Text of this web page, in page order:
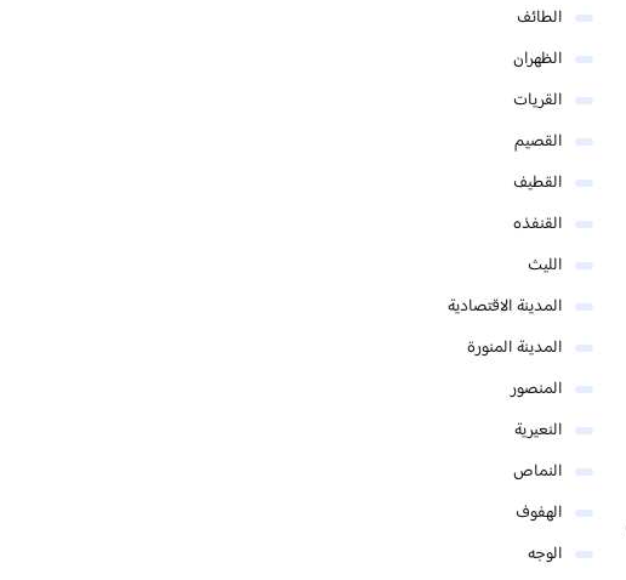
الطائف
الظهران
القريات
القصيم
القطيف
القنفذه
الليث
المدينة الاقتصادية
المدينة المنورة
المنصور
النعيرية
النماص
الهفوف
الوجه